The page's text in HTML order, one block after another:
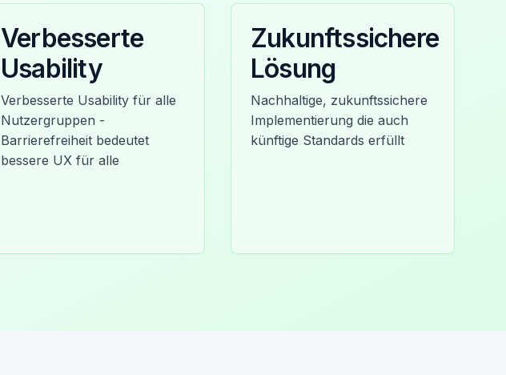
Verbesserte
Usability
Verbesserte Usability für alle
Nutzergruppen -
Barrierefreiheit bedeutet
bessere UX für alle
Zukunftssichere
Lösung
Nachhaltige, zukunftssichere
Implementierung die auch
künftige Standards erfüllt